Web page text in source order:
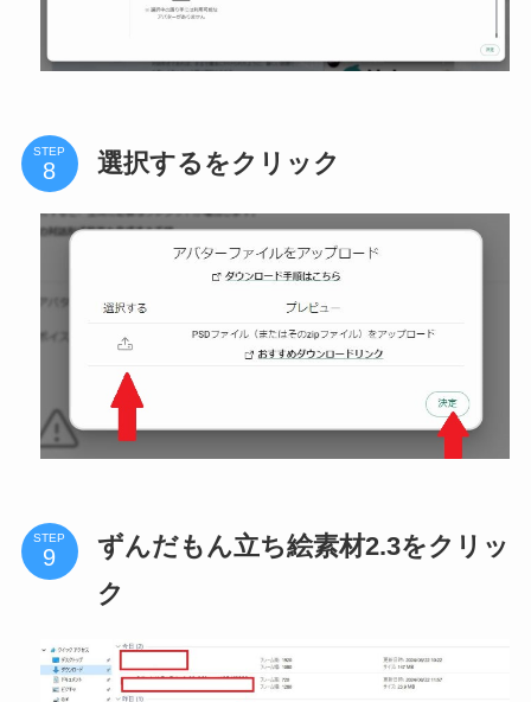
STEP 選択するをクリック
STEP
ずんだもん立ち絵素材2.3をクリッ
ク